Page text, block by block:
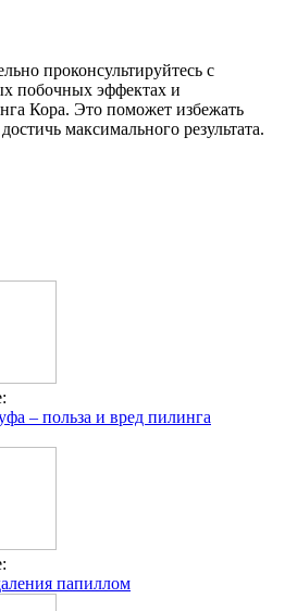
проконсультируйтесь с
побочных эффектах и
Кора. Это поможет избежать
максимального результата.
– польза и вред пилинга
папиллом